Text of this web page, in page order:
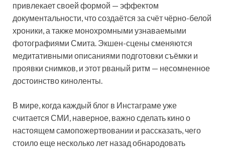
привлекает своей формой — эффектом
документальности, что создаётся за счёт чёрно-белой
хроники, а также монохромными узнаваемыми
фотографиями Смита. Экшен-сцены сменяются
медитативными описаниями подготовки съёмки и
проявки снимков, и этот рваный ритм — несомненное
достоинство киноленты.
В мире, когда каждый блог в Инстаграме уже
считается СМИ, наверное, важно сделать кино о
настоящем самопожертвовании и рассказать, чего
стоило еще несколько лет назад обнародовать